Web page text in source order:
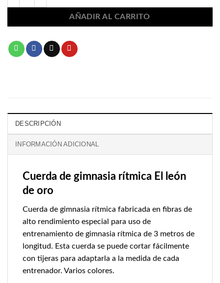
AÑADIR AL CARRITO
DESCRIPCIÓN
INFORMACIÓN ADICIONAL
Cuerda de gimnasia rítmica El león
de oro
Cuerda de gimnasia rítmica fabricada en fibras de
alto rendimiento especial para uso de
entrenamiento de gimnasia rítmica de 3 metros de
longitud. Esta cuerda se puede cortar fácilmente
con tijeras para adaptarla a la medida de cada
entrenador. Varios colores.